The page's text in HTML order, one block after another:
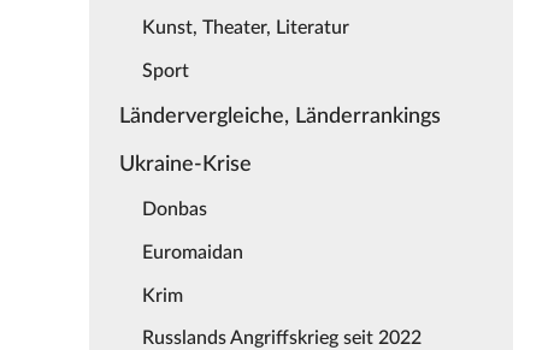
Kunst, Theater, Literatur
Sport
Ländervergleiche, Länderrankings
Ukraine-Krise
Donbas
Euromaidan
Krim
Russlands Angriffskrieg seit 2022